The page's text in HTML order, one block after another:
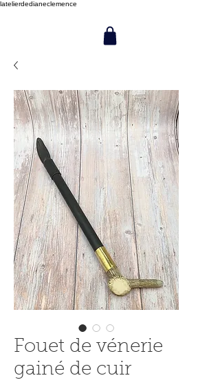
latelierdedianeclemence
Fouet de vénerie
gainé de cuir